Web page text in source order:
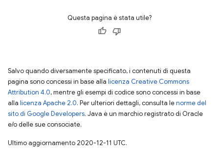
Questa pagina è stata utile?
Salvo quando diversamente specificato, i contenuti di questa
pagina sono concessi in base alla licenza Creative Commons
Attribution 4.0, mentre gli esempi di codice sono concessi in base
alla licenza Apache 2.0. Per ulteriori dettagli, consulta lenorme del
sito di Google Developers. Java è un marchio registrato di Oracle
e/o delle sue consociate.
Ultimo aggiornamento 2020-12-11 UTC.